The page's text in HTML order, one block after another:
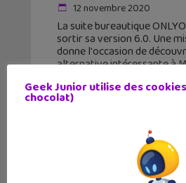
12 novembre 2020
La suite bureautique
sortir sa version 6.0. Une
donne l'occasion de
alternative intéressante à
nouveau nom) est une
Geek Junior utilise des
chocolat)